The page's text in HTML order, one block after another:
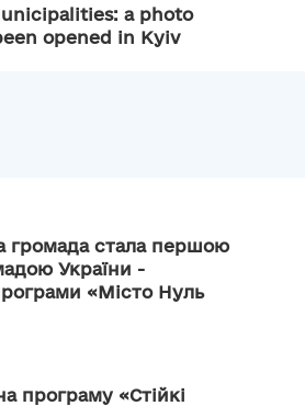
a photo
opened in Kyiv
громада стала першою
України -
«Місто Нуль
програму «Стійкі